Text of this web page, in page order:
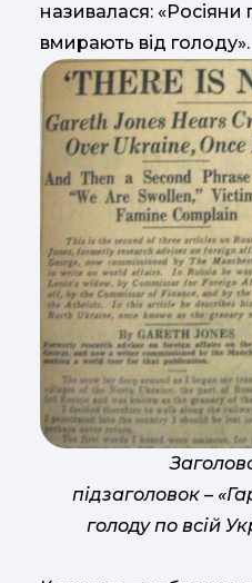
називалася:
вмирають від голоду».
підзаголовок –
голоду по всій